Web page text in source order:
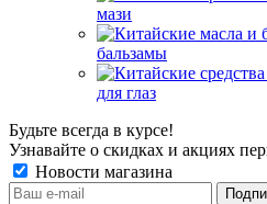
мази
бальзамы
для глаз
Будьте всегда в курсе!
Узнавайте о скидках и акциях
Новости магазина